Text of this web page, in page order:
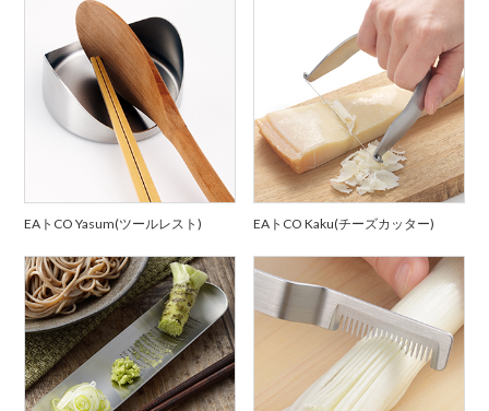
EAトCO Yasum(ツールレスト) EAトCO Kaku(チーズカッター)